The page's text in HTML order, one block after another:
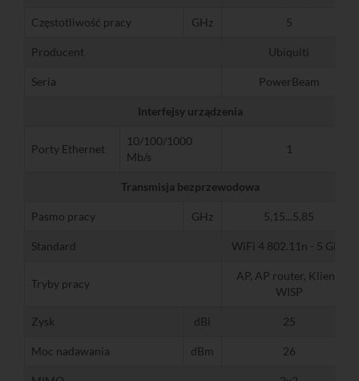
Częstotliwość pracy GHz 5
Producent Ubiquiti
Seria PowerBeam
Interfejsy urządzenia
Porty Ethernet
10/100/1000
Mb/s
1
Transmisja bezprzewodowa
Pasmo pracy GHz 5,15...5,85
Standard WiFi 4 802.11n - 5 GHz
Tryby pracy
AP, AP router, Klient,
WISP
Zysk dBi 25
Moc nadawania dBm 26